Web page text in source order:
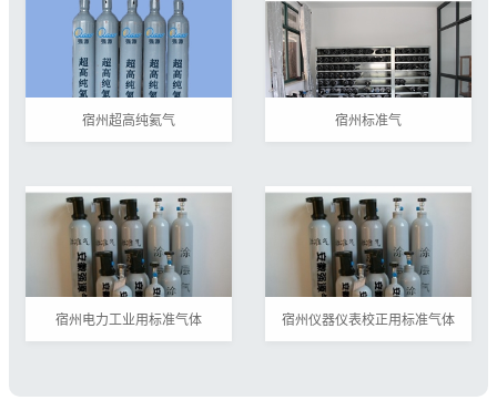
宿州超高纯氦气 宿州标准气
宿州电力工业用标准气体 宿州仪器仪表校正用标准气体